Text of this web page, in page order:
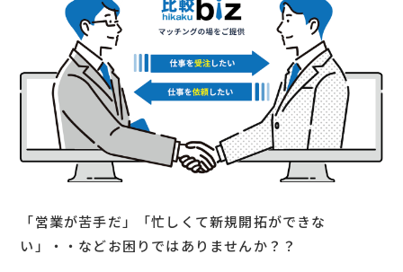
「営業が苦手だ」「忙しくて新規開拓ができな
い」・・などお困りではありませんか？？